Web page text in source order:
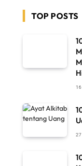
TOP POSTS
27